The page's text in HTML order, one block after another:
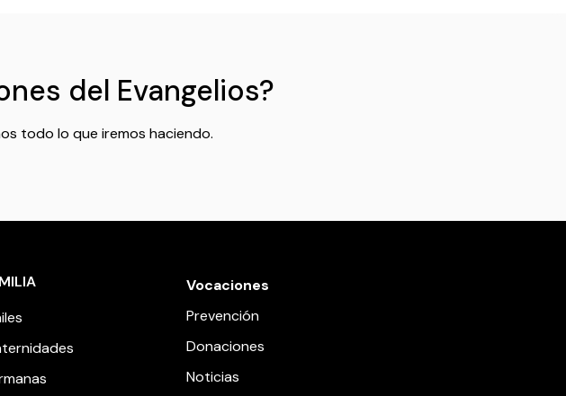
del Evangelios?
todo lo que iremos haciendo.
Vocaciones
Prevención
Donaciones
Noticias